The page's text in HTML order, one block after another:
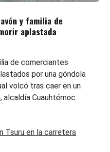
y familia de
aplastada
de comerciantes
por una góndola
volcó tras caer en un
alcaldía Cuauhtémoc.